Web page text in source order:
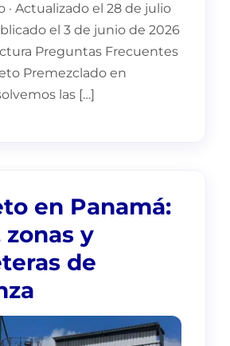
· Actualizado el 28 de julio
el 3 de junio de 2026
Preguntas Frecuentes
Premezclado en
las […]
en Panamá:
y
de